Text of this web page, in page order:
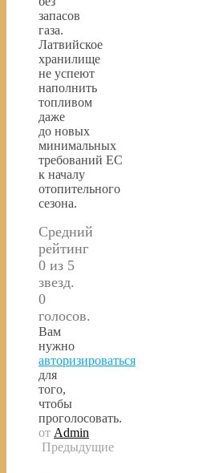
запасов
газа.
Латвийское
хранилище
не успеют
наполнить
топливом
даже
до новых
минимальных
требований ЕС
к началу
отопительного
сезона.
Средний
рейтинг
0 из 5
звезд.
0
голосов.
Вам
нужно
авторизироваться
для
того,
чтобы
проголосовать.
от Admin
Предыдущие